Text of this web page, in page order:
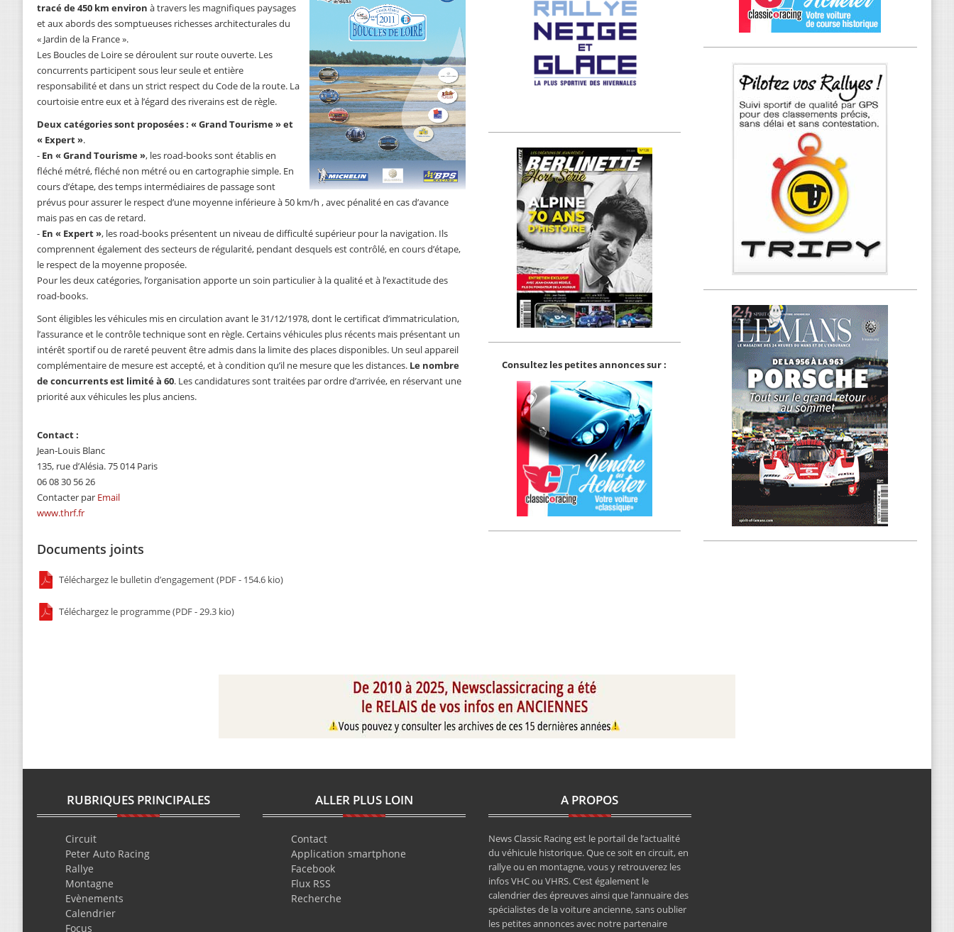
tracé de 450 km environ à travers les magnifiques paysages
et aux abords des somptueuses richesses architecturales du
« Jardin de la France ».
Les Boucles de Loire se déroulent sur route ouverte. Les
concurrents participent sous leur seule et entière
responsabilité et dans un strict respect du Code de la route. La
courtoisie entre eux et à l’égard des riverains est de règle.
Deux catégories sont proposées : « Grand Tourisme » et
« Expert ».
- En « Grand Tourisme », les road-books sont établis en
fléché métré, fléché non métré ou en cartographie simple. En
cours d’étape, des temps intermédiaires de passage sont
prévus pour assurer le respect d’une moyenne inférieure à 50 km/h , avec pénalité en cas d’avance
mais pas en cas de retard.
- En « Expert », les road-books présentent un niveau de difficulté supérieur pour la navigation. Ils
comprennent également des secteurs de régularité, pendant desquels est contrôlé, en cours d’étape,
le respect de la moyenne proposée.
Pour les deux catégories, l’organisation apporte un soin particulier à la qualité et à l’exactitude des
road-books.
Sont éligibles les véhicules mis en circulation avant le 31/12/1978, dont le certificat d’immatriculation,
l’assurance et le contrôle technique sont en règle. Certains véhicules plus récents mais présentant un
intérêt sportif ou de rareté peuvent être admis dans la limite des places disponibles. Un seul appareil
complémentaire de mesure est accepté, et à condition qu’il ne mesure que les distances. Le nombre
de concurrents est limité à 60. Les candidatures sont traitées par ordre d’arrivée, en réservant une
priorité aux véhicules les plus anciens.
Contact :
Jean-Louis Blanc
135, rue d’Alésia. 75 014 Paris
06 08 30 56 26
Contacter par Email
www.thrf.fr
Documents joints
Téléchargez le bulletin d’engagement (PDF - 154.6 kio)
Téléchargez le programme (PDF - 29.3 kio)
Consultez les petites annonces sur :
RUBRIQUES PRINCIPALES
Circuit
Peter Auto Racing
Rallye
Montagne
Evènements
Calendrier
Focus
ALLER PLUS LOIN
Contact
Application smartphone
Facebook
Flux RSS
Recherche
A PROPOS
News Classic Racing est le portail de l’actualité
du véhicule historique. Que ce soit en circuit, en
rallye ou en montagne, vous y retrouverez les
infos VHC ou VHRS. C’est également le
calendrier des épreuves ainsi que l’annuaire des
spécialistes de la voiture ancienne, sans oublier
les petites annonces avec notre partenaire